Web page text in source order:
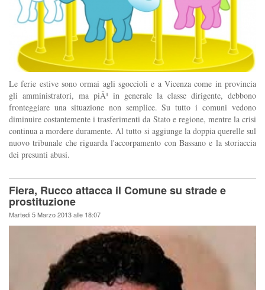
Le ferie estive sono ormai agli sgoccioli e a Vicenza come in provincia
gli amministratori, ma piÃ¹ in generale la classe dirigente, debbono
fronteggiare una situazione non semplice. Su tutto i comuni vedono
diminuire costantemente i trasferimenti da Stato e regione, mentre la crisi
continua a mordere duramente. Al tutto si aggiunge la doppia querelle sul
nuovo tribunale che riguarda l'accorpamento con Bassano e la storiaccia
dei presunti abusi.
Fiera, Rucco attacca il Comune su strade e
prostituzione
Martedi 5 Marzo 2013 alle 18:07